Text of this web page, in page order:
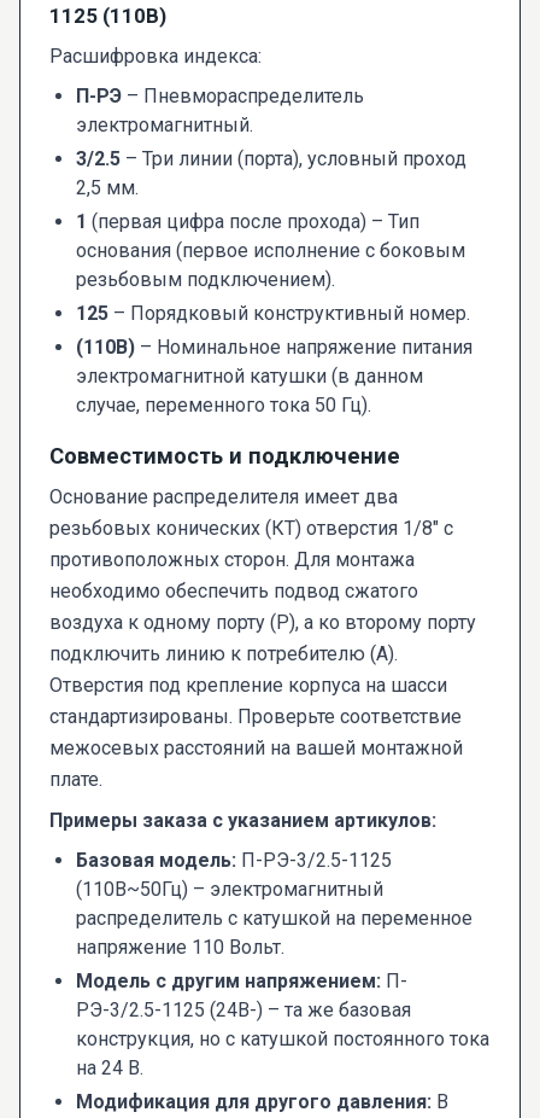
1125 (110В)
Расшифровка индекса:
П-РЭ – Пневмораспределитель
электромагнитный.
3/2.5 – Три линии (порта), условный проход
2,5 мм.
1 (первая цифра после прохода) – Тип
основания (первое исполнение с боковым
резьбовым подключением).
125 – Порядковый конструктивный номер.
(110В) – Номинальное напряжение питания
электромагнитной катушки (в данном
случае, переменного тока 50 Гц).
Совместимость и подключение
Основание распределителя имеет два
резьбовых конических (КТ) отверстия 1/8" с
противоположных сторон. Для монтажа
необходимо обеспечить подвод сжатого
воздуха к одному порту (P), а ко второму порту
подключить линию к потребителю (A).
Отверстия под крепление корпуса на шасси
стандартизированы. Проверьте соответствие
межосевых расстояний на вашей монтажной
плате.
Примеры заказа с указанием артикулов:
Базовая модель: П-РЭ-3/2.5-1125
(110В~50Гц) – электромагнитный
распределитель с катушкой на переменное
напряжение 110 Вольт.
Модель с другим напряжением: П-
РЭ-3/2.5-1125 (24В-) – та же базовая
конструкция, но с катушкой постоянного тока
на 24 В.
Модификация для другого давления: В